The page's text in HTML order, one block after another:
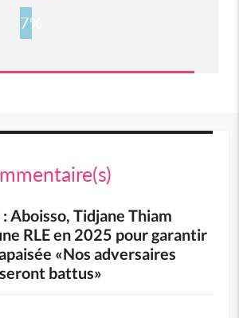
7%
Aboisso, Tidjane Thiam
RLE en 2025 pour garantir
«Nos adversaires
battus»